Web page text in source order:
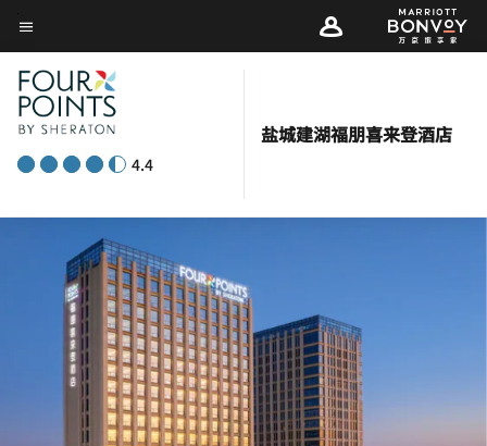
Skip
to
main
content
菜单文本
4.4
盐城建湖福朋喜来登酒店